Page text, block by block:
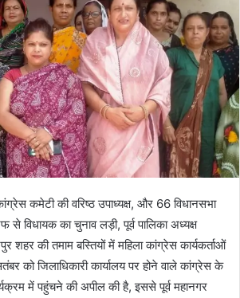
कमेटी की वरिष्ठ उपाध्यक्ष, और 66 विधानसभा
विधायक का चुनाव लड़ी, पूर्व पालिका अध्यक्ष
शहर की तमाम बस्तियों में महिला कांग्रेस कार्यकर्ताओं
को जिलाधिकारी कार्यालय पर होने वाले कांग्रेस के
में पहुंचने की अपील की है, इससे पूर्व महानगर